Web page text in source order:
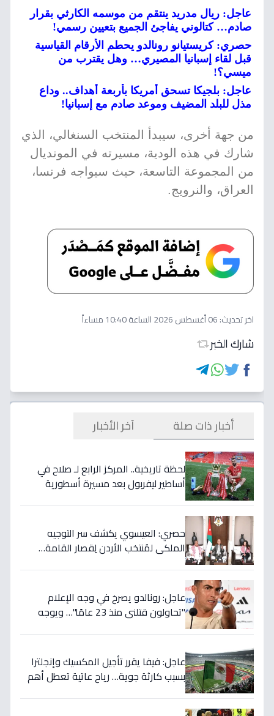
عاجل: ريال مدريد ينتقم من موسمه الكارثي بقرار
صادم… كتالوني يفاجئ الجميع بتعيين رسمي!
حصري: كريستيانو رونالدو يحطم الأرقام القياسية
قبل لقاء إسبانيا المصيري… وهل يقترب من
ميسي؟!
عاجل: بلجيكا تسحق أمريكا بأربعة أهداف.. وداع
مذل للبلد المضيف وموعد صادم مع إسبانيا!
من جهة أخرى، سيبدأ المنتخب السنغالي، الذي
شارك في هذه الودية، مسيرته في المونديال
من المجموعة التاسعة، حيث سيواجه فرنسا،
العراق، والنرويج.
اخر تحديث:06 أغسطس 2026 الساعة 10:40 مساءاً
شارك الخبر
أخبار ذات صلة آخر الأخبار
لحظة تاريخية.. المركز الرابع لـ صلاح في
أساطير ليفربول بعد مسيرة أسطورية
حصري: العيسوي يكشف سر التوجيه
الملكي لمُنتخب الأردن لِقصار القامة…
عاجل: رونالدو يصرخ في وجه الإعلام
"تحاولون قتلني منذ 23 عامًا"… ويوجه
عاجل: فيفا يقرر تأجيل المكسيك وإنجلترا
بسبب كارثة جوية… رياح عاتية تعطل أهم